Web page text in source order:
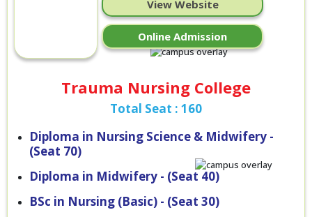
View Website
Online Admission
Trauma Nursing College
Total Seat : 160
Diploma in Nursing Science & Midwifery -
(Seat 70)
Diploma in Midwifery - (Seat 40)
BSc in Nursing (Basic) - (Seat 30)